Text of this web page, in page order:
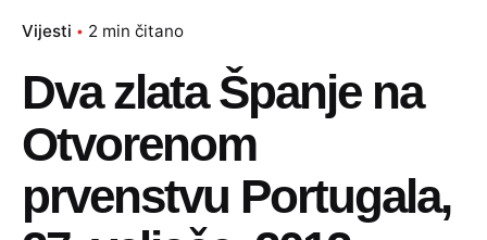
Vijesti 2 min čitano
Dva zlata Španje na
Otvorenom
prvenstvu Portugala,